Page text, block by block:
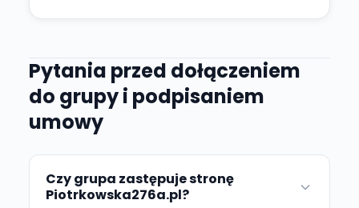
Pytania przed dołączeniem
do grupy i podpisaniem
umowy
Czy grupa zastępuje stronę
Piotrkowska276a.pl?